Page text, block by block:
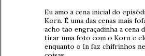
Eu amo a cena inicial do
Korn. É uma das cenas mais
acho tão engraçadinha a cena
tirar uma foto com o Korn e
enquanto o In faz chifrinhos